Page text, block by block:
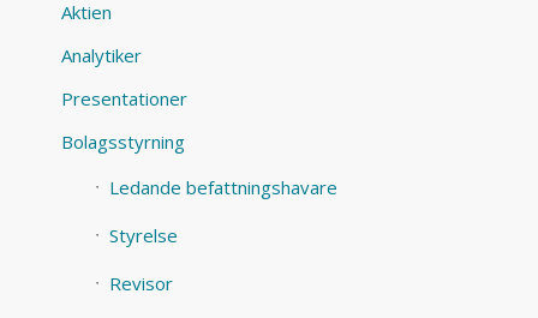
Aktien
Analytiker
Presentationer
Bolagsstyrning
Ledande befattningshavare
Styrelse
Revisor